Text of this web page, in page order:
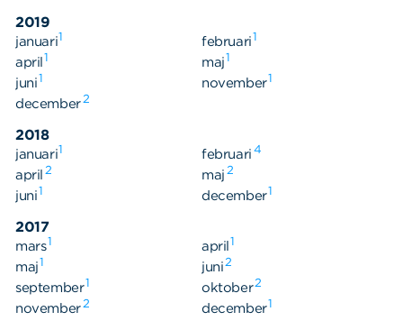
2019
januari1 februari1
april1 maj1
juni1 november1
december2
2018
januari1 februari 4
april 2 maj 2
juni1 december1
2017
mars1 april1
maj1 juni2
september1 oktober2
november2 december1
Sök på sidan: